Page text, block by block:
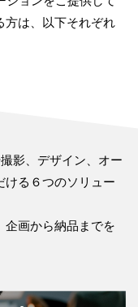
方は、以下それぞれ
影、デザイン、オー
ける６つのソリュー
企画から納品までを